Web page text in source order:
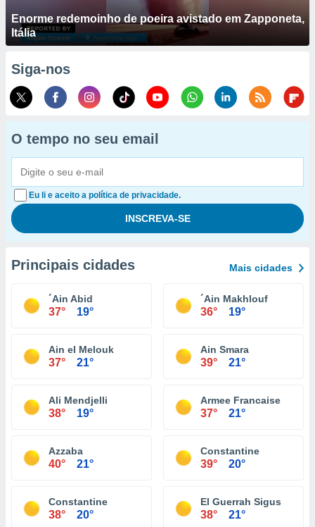
Enorme redemoinho de poeira avistado em Zapponeta,
Itália
Siga-nos
O tempo no seu email
Eu li e aceito a política de privacidade.
Principais cidades Mais cidades
´Ain Abid
37° 19°
´Ain Makhlouf
36° 19°
Ain el Melouk
37° 21°
Ain Smara
39° 21°
Ali Mendjelli
38° 19°
Armee Francaise
37° 21°
Azzaba
40° 21°
Constantine
39° 20°
Constantine
38° 20°
El Guerrah Sigus
38° 21°